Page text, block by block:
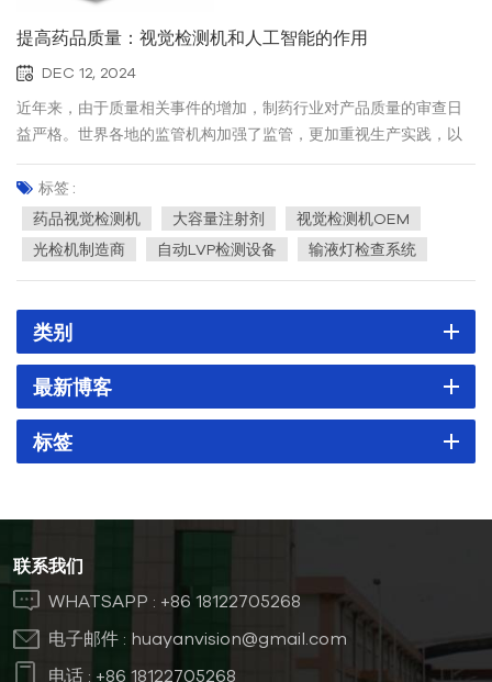
提高药品质量：视觉检测机和人工智能的作用
DEC 12, 2024
近年来，由于质量相关事件的增加，制药行业对产品质量的审查日
益严格。世界各地的监管机构加强了监管，更加重视生产实践，以
确保药品的安全性和有效性。对于制造商 大容量注射剂 (LVP)，这
些要求提出了重大挑战。许多公司仍然依靠手动检查方法来识别溶
液中的异物颗粒并检测包装缺陷。然而，传统的手动操作的光检测
机由于其...
标签 :
药品视觉检测机
大容量注射剂
视觉检测机OEM
光检机制造商
自动LVP检测设备 输液灯检查系统
类别
最新博客
标签
联系我们
WHATSAPP : +86 18122705268
电子邮件 : huayanvision@gmail.com
电话 : +86 18122705268